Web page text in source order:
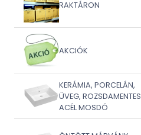
RAKTÁRON
AKCIÓK
KERÁMIA, PORCELÁN,
ÜVEG, ROZSDAMENTES
ACÉL MOSDÓ